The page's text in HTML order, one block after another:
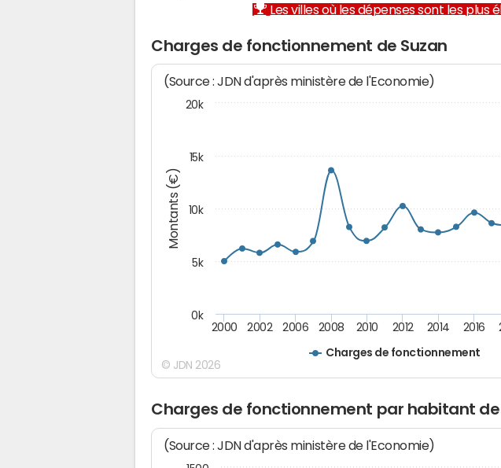
Les villes où les dépenses sont les plus
Charges de fonctionnement de Suzan
Montants (€)
(Source : JDN d'après ministère de l'Economie)
Charges de fonctionnement
2000 2002 2006 2008 2010 2012 2014 2016
0k
5k
10k
15k
20k
© JDN 2026
Charges de fonctionnement par habitant de
(Source : JDN d'après ministère de l'Economie)